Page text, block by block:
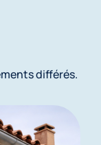
différés.